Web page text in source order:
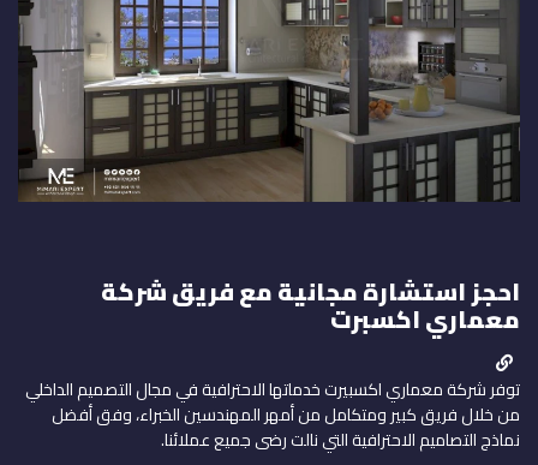
احجز استشارة مجانية مع فريق شركة
معماري اكسبرت
توفر شركة معماري اكسبيرت خدماتها الاحترافية في مجال التصميم الداخلي
من خلال فريق كبير ومتكامل من أمهر المهندسين الخبراء، وفق أفضل
نماذج التصاميم الاحترافية التي نالت رضى جميع عملائنا.